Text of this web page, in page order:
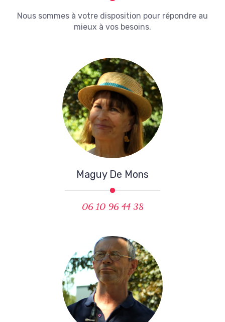
Nous sommes à votre disposition pour répondre au
mieux à vos besoins.
Maguy De Mons
06 10 96 44 38